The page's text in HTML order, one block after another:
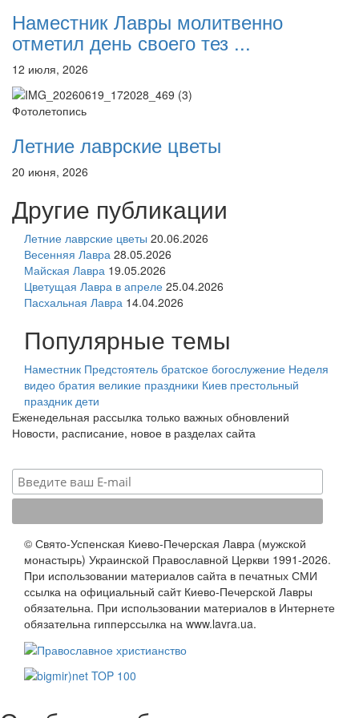
Наместник Лавры молитвенно
отметил день своего тез ...
12 июля, 2026
Фотолетопись
Летние лаврские цветы
20 июня, 2026
Другие публикации
Летние лаврские цветы 20.06.2026
Весенняя Лавра 28.05.2026
Майская Лавра 19.05.2026
Цветущая Лавра в апреле 25.04.2026
Пасхальная Лавра 14.04.2026
Популярные темы
Наместник Предстоятель братское богослужение Неделя
видео братия великие праздники Киев престольный
праздник дети
Еженедельная рассылка только важных обновлений
Новости, расписание, новое в разделах сайта
© Свято-Успенская Киево-Печерская Лавра (мужской
монастырь) Украинской Православной Церкви 1991-2026.
При использовании материалов сайта в печатных СМИ
ссылка на официальный сайт Киево-Печерской Лавры
обязательна. При использовании материалов в Интернете
обязательна гипперссылка на www.lavra.ua.